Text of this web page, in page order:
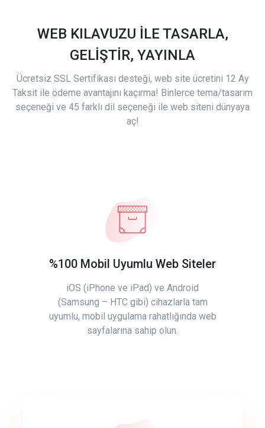
WEB KILAVUZU İLE TASARLA,
GELİŞTİR, YAYINLA
Ücretsiz SSL Sertifikası desteği, web site ücretini 12 Ay
Taksit ile ödeme avantajını kaçırma! Binlerce tema/tasarım
seçeneği ve 45 farklı dil seçeneği ile web siteni dünyaya
aç!
%100 Mobil Uyumlu Web Siteler
iOS (iPhone ve iPad) ve Android
(Samsung – HTC gibi) cihazlarla tam
uyumlu, mobil uygulama rahatlığında web
sayfalarına sahip olun.